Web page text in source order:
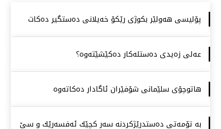
پۆلیسی هەولێر بكوژی رێكۆ خەیلانی دەستگیر دەكات
عەلی زەیدی دەستلەكار دەكێشێتەوە؟
هاتوچۆی سلێمانی شۆفێران ئاگادار دەكاتەوە
بە تۆمەتی دەستدرێژكردنە سەر كچێك ئەفسەرێك و سێ